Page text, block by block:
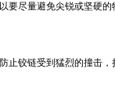
尽量避免尖锐或坚硬的
铰链受到猛烈的撞击，